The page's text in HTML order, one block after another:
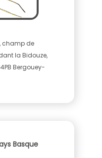
champ de
la Bidouze,
Bergouey-
Basque